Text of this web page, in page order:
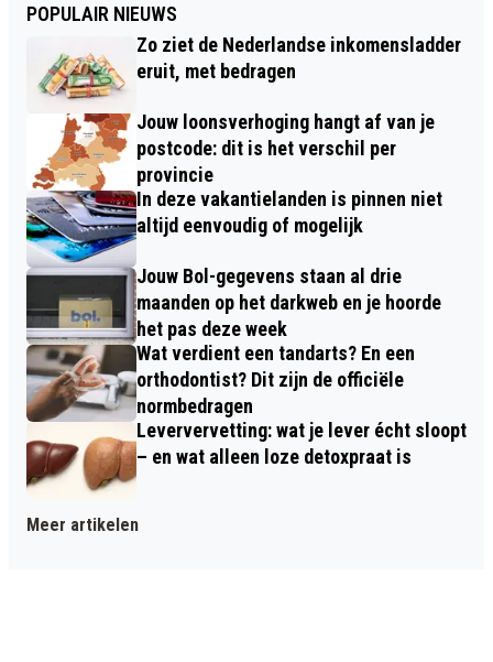
POPULAIR NIEUWS
Zo ziet de Nederlandse inkomensladder
eruit, met bedragen
Jouw loonsverhoging hangt af van je
postcode: dit is het verschil per
provincie
In deze vakantielanden is pinnen niet
altijd eenvoudig of mogelijk
Jouw Bol-gegevens staan al drie
maanden op het darkweb en je hoorde
het pas deze week
Wat verdient een tandarts? En een
orthodontist? Dit zijn de officiële
normbedragen
Leververvetting: wat je lever écht sloopt
– en wat alleen loze detoxpraat is
Meer artikelen